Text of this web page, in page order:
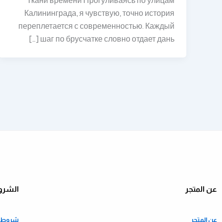
Калининграда, я чувствую, точно история
переплетается с современностью. Каждый
шаг по брусчатке словно отдает дань […]
عن المتجر
عن المتجر شروط